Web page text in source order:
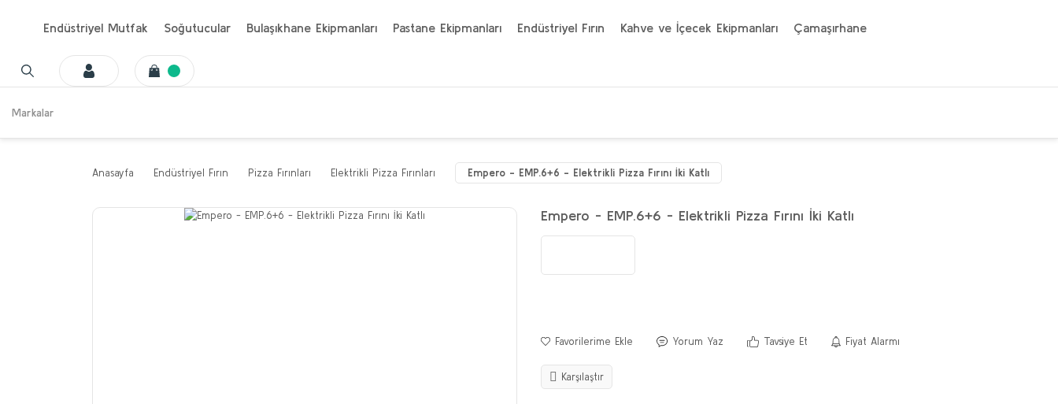
Endüstriyel Mutfak Soğutucular Bulaşıkhane Ekipmanları Pastane Ekipmanları Endüstriyel Fırın Kahve ve İçecek Ekipmanları Çamaşırhane
Markalar
Anasayfa Endüstriyel Fırın Pizza Fırınları Elektrikli Pizza Fırınları Empero - EMP.6+6 - Elektrikli Pizza Fırını İki Katlı
Empero - EMP.6+6 - Elektrikli Pizza Fırını İki Katlı
Yorum Yaz Tavsiye Et Fiyat Alarmı
Karşılaştır